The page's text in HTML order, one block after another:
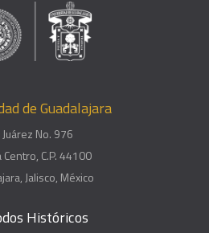
de Guadalajara
Juárez No. 976
Centro, C.P. 44100
Jalisco, México
Históricos